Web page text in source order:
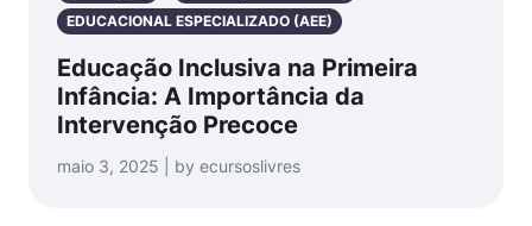
EDUCACIONAL ESPECIALIZADO (AEE)
Educação Inclusiva na Primeira
Infância: A Importância da
Intervenção Precoce
maio 3, 2025 | by ecursoslivres